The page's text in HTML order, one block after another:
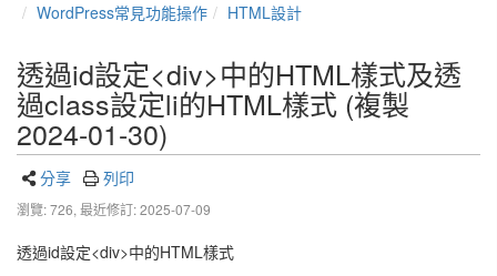
WordPress常見功能操作
HTML設計
透過id設定<div>中的HTML樣式及透
過class設定li的HTML樣式 (複製
2024-01-30)
分享 列印
瀏覽: 726, 最近修訂: 2025-07-09
透過id設定<div>中的HTML樣式